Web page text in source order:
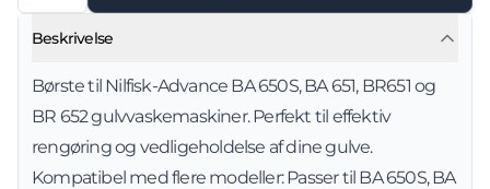
Beskrivelse
Børste til Nilfisk-Advance BA 650S, BA 651, BR651 og
BR 652 gulvvaskemaskiner. Perfekt til effektiv
rengøring og vedligeholdelse af dine gulve.
Kompatibel med flere modeller: Passer til BA 650S, BA